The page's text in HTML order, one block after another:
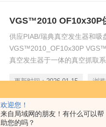
欢迎您！
来自局域网的朋友！有什么可以帮
助您的吗？
供应PIAB/瑞典真空发生器和
VGS™2010_OF10x30P
真空发生器于一体的真空抓取
更新时间：2026-01-15 浏